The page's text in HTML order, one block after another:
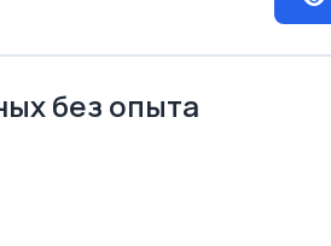
без опыта